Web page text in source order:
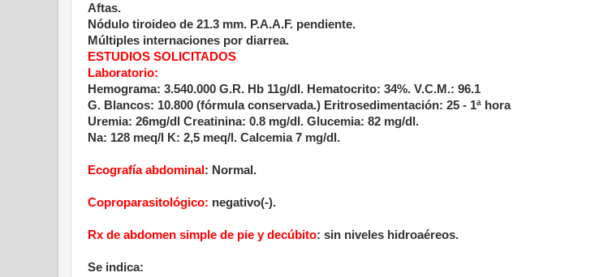
Aftas.
Nódulo tiroideo de 21.3 mm. P.A.A.F. pendiente.
Múltiples internaciones por diarrea.
ESTUDIOS SOLICITADOS
Laboratorio:
Hemograma: 3.540.000 G.R. Hb 11g/dl. Hematocrito: 34%. V.C.M.: 96.1
G. Blancos: 10.800 (fórmula conservada.) Eritrosedimentación: 25 - 1ª hora
Uremia: 26mg/dl Creatinina: 0.8 mg/dl. Glucemia: 82 mg/dl.
Na: 128 meq/l K: 2,5 meq/l. Calcemia 7 mg/dl.
Ecografía abdominal : Normal.
Coproparasitológico: negativo(-).
Rx de abdomen simple de pie y decúbito: sin niveles hidroaéreos.
Se indica: